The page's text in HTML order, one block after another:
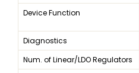
Device Function
Diagnostics
Num. of Linear/LDO Regulators